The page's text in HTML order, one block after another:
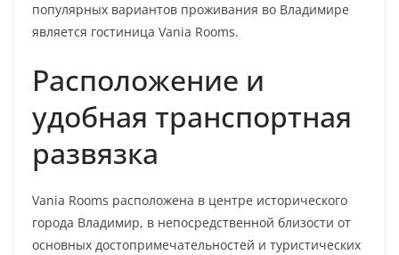
популярных вариантов проживания во Владимире
является гостиница Vania Rooms.
Расположение и
удобная транспортная
развязка
Vania Rooms расположена в центре исторического
города Владимир, в непосредственной близости от
основных достопримечательностей и туристических